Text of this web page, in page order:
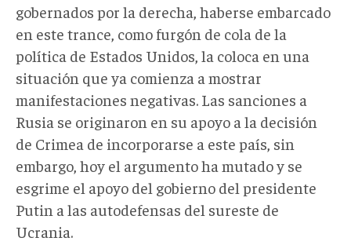
gobernados por la derecha, haberse embarcado
en este trance, como furgón de cola de la
política de Estados Unidos, la coloca en una
situación que ya comienza a mostrar
manifestaciones negativas. Las sanciones a
Rusia se originaron en su apoyo a la decisión
de Crimea de incorporarse a este país, sin
embargo, hoy el argumento ha mutado y se
esgrime el apoyo del gobierno del presidente
Putin a las autodefensas del sureste de
Ucrania.